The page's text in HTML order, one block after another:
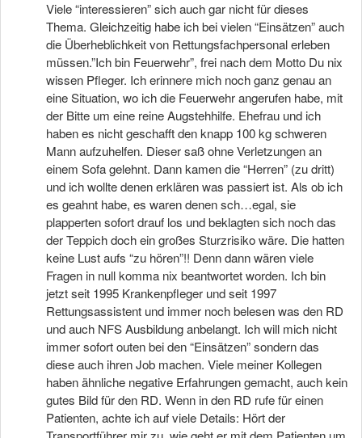
Viele “interessieren” sich auch gar nicht für dieses
Thema. Gleichzeitig habe ich bei vielen “Einsätzen” auch
die Überheblichkeit von Rettungsfachpersonal erleben
müssen.”Ich bin Feuerwehr”, frei nach dem Motto Du nix
wissen Pfleger. Ich erinnere mich noch ganz genau an
eine Situation, wo ich die Feuerwehr angerufen habe, mit
der Bitte um eine reine Augstehhilfe. Ehefrau und ich
haben es nicht geschafft den knapp 100 kg schweren
Mann aufzuhelfen. Dieser saß ohne Verletzungen an
einem Sofa gelehnt. Dann kamen die “Herren” (zu dritt)
und ich wollte denen erklären was passiert ist. Als ob ich
es geahnt habe, es waren denen sch…egal, sie
plapperten sofort drauf los und beklagten sich noch das
der Teppich doch ein großes Sturzrisiko wäre. Die hatten
keine Lust aufs “zu hören”!! Denn dann wären viele
Fragen in null komma nix beantwortet worden. Ich bin
jetzt seit 1995 Krankenpfleger und seit 1997
Rettungsassistent und immer noch belesen was den RD
und auch NFS Ausbildung anbelangt. Ich will mich nicht
immer sofort outen bei den “Einsätzen” sondern das
diese auch ihren Job machen. Viele meiner Kollegen
haben ähnliche negative Erfahrungen gemacht, auch kein
gutes Bild für den RD. Wenn in den RD rufe für einen
Patienten, achte ich auf viele Details: Hört der